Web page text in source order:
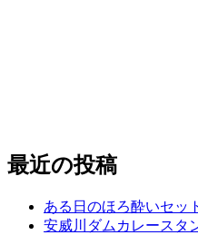
最近の投稿
ある日のほろ酔いセッ
安威川ダムカレースタ